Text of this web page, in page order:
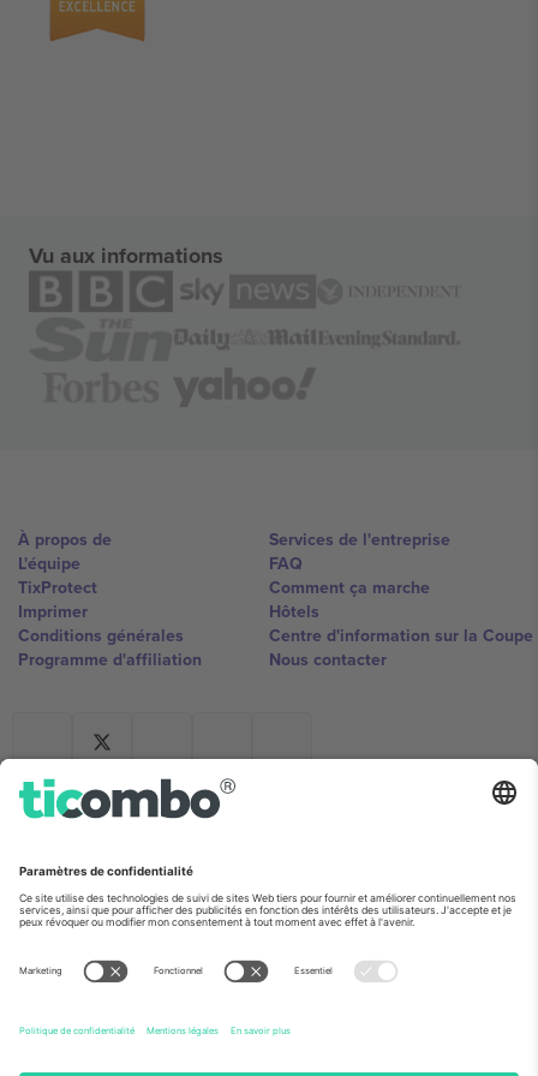
Vu aux informations
À propos de
L'équipe
TixProtect
Imprimer
Conditions générales
Programme d'affiliation
Services de l'entreprise
FAQ
Comment ça marche
Hôtels
Centre d'information sur la Coupe
Nous contacter
Ticombo France
Mimi Balkanska 132, 1540, Sofia,
Bulgaria
L'entité juridique du fournisseur de la plateforme peut changer en
détails, consultez la page spécifique de l'événement, les mentions